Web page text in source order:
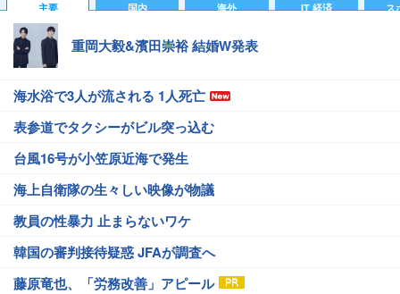
主要 国内 海外 IT 経済 ス
重岡大毅&濱田崇裕 結婚W発表
海水浴で3人が流される 1人死亡
表参道でタクシーがビル突っ込む
台風16号が小笠原近海で発生
海上自衛隊の生々しい映像が物議
教員の性暴力 止まらないワケ
韓国の審判接待疑惑 JFAが調査へ
藤原竜也、「労務改善」アピール